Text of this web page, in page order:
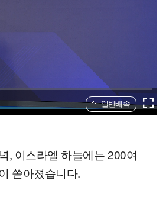
일반배속
, 이스라엘 하늘에는 200여
쏟아졌습니다.